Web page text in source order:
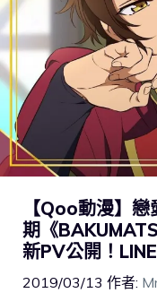
【Qoo動漫】
期《
新PV公開！
2019/03/13 作者: